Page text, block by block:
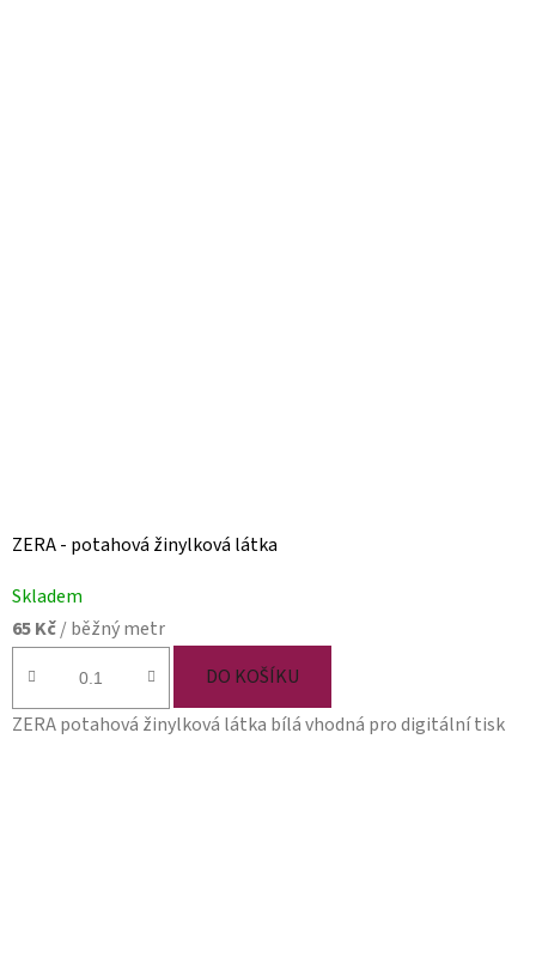
ZERA - potahová žinylková látka
Skladem
65 Kč/ běžný metr
DO KOŠÍKU
ZERA potahová žinylková látka bílá vhodná pro digitální tisk